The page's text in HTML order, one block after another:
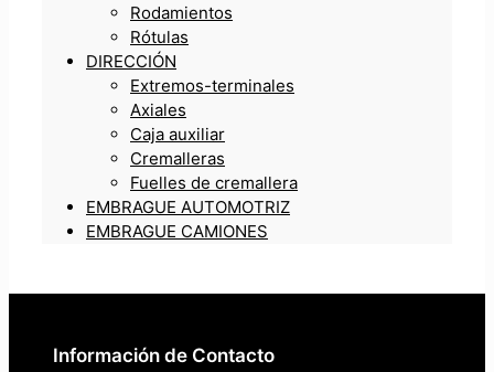
Rodamientos
Rótulas
DIRECCIÓN
Extremos-terminales
Axiales
Caja auxiliar
Cremalleras
Fuelles de cremallera
EMBRAGUE AUTOMOTRIZ
EMBRAGUE CAMIONES
Información de Contacto